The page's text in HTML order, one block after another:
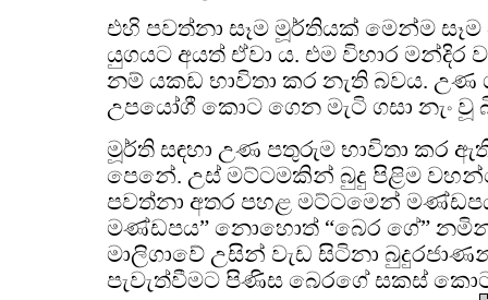
එහි පවත්නා සෑම මූර්තියක් මෙන්ම
යුගයට අයත් ඒවා ය. එම විහාර
නම් යකඩ භාවිතා කර නැති බවය. උණ
උපයෝගී කොට ගෙන මැටි ගසා නැං වූ
මූර්ති සඳහා උණ පතුරුම භාවිතා කර
පෙනේ. උස් මට්ටමකින් බුදු පිළිම
පවත්නා අතර පහළ මට්ටමෙන්
මණ්ඩපය” නොහොත් “බෙර ගේ” නමින්
මාලිගාවේ උසින් වැඩ සිටිනා
පැවැත්වීමට පිණිස බෙරගේ සකස්